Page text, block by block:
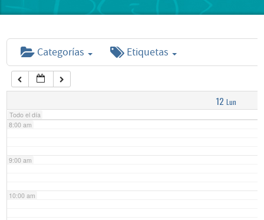
Categorías Etiquetas
12 Lun
Todo el día
6:00 am
7:00 am
8:00 am
9:00 am
10:00 am